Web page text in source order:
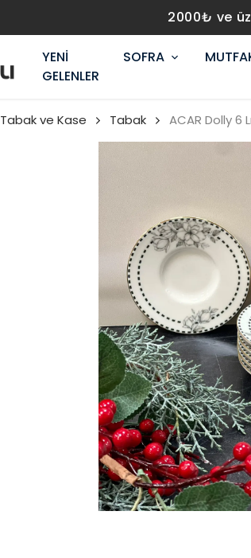
2000₺ ve
YENİ
GELENLER
SOFRA
Tabak ve Kase Tabak ACAR Dolly 6